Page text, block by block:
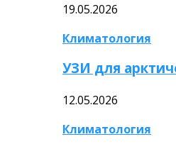
19.05.2026
Климатология
УЗИ для
12.05.2026
Климатология